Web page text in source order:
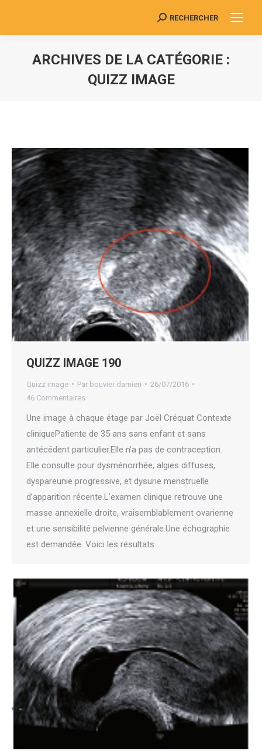
Search:
RECHERCHER
ARCHIVES DE LA CATÉGORIE :
QUIZZ IMAGE
QUIZZ IMAGE 190
Quizz image Par bouvier damien
26/07/2016
46 Commentaires
Une image à chaque étage par Joël Créquat Contexte
cliniquePatiente de 35 ans sans enfant et sans
antécédent particulier.Elle n’a pas de contraception.
Elle consulte pour dysménorrhée, algies diffuses,
dyspareunie progressive, et dysurie menstruelle
d’apparition récente.L’examen clinique retrouve une
masse annexielle droite, vraisemblablement ovarienne
et une sensibilité pelvienne générale.Une échographie
est demandée. Voici les résultats…